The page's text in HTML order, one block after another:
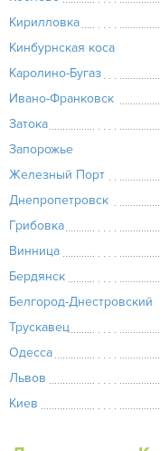
Кирилловка
Кинбурнская коса
Каролино-Бугаз
Ивано-Франковск
Затока
Запорожье
Железный Порт
Днепропетровск
Грибовка
Винница
Бердянск
Белгород-Днестровский
Трускавец
Одесса
Львов
Киев